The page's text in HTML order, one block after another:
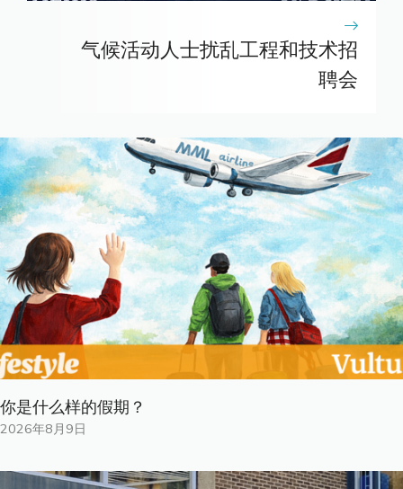
气候活动人士扰乱工程和技术招
聘会
你是什​​么样的假期？
2026年8月9日